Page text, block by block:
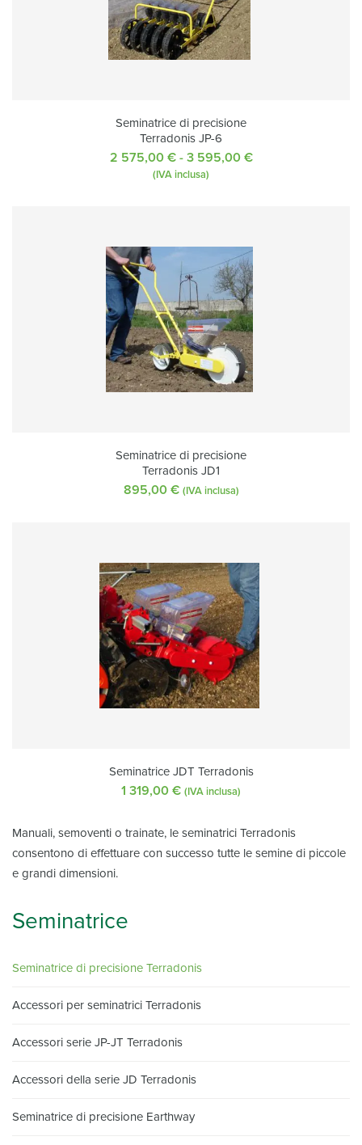
Seminatrice di precisione
Terradonis JP-6
2 575,00 € - 3 595,00 €Fascia
a
3
595,00 €
(IVA inclusa)
Seminatrice di precisione
Terradonis JD1
895,00 € (IVA inclusa)
Seminatrice JDT Terradonis
1 319,00 € (IVA inclusa)
Manuali, semoventi o trainate, le seminatrici Terradonis
consentono di effettuare con successo tutte le semine di piccole
e grandi dimensioni.
Seminatrice
Seminatrice di precisione Terradonis
Accessori per seminatrici Terradonis
Accessori serie JP-JT Terradonis
Accessori della serie JD Terradonis
Seminatrice di precisione Earthway